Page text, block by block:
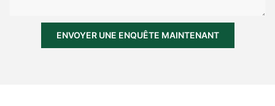
ENVOYER UNE ENQUÊTE MAINTENANT